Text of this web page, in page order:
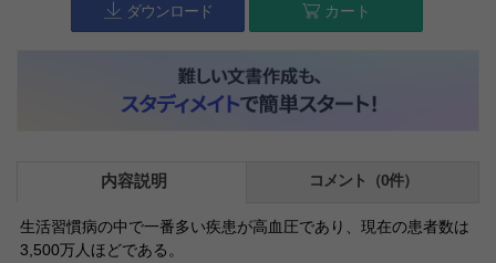
ダウンロード カート
内容説明 コメント（0件）
生活習慣病の中で一番多い疾患が高血圧であり、現在の患者数は
3,500万人ほどである。